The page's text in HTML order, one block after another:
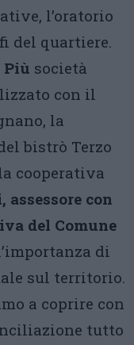
l’oratorio
del quartiere.
Più società
con il
la
bistrò Terzo
cooperativa
con
del Comune
di
sul territorio.
a coprire con
tutto